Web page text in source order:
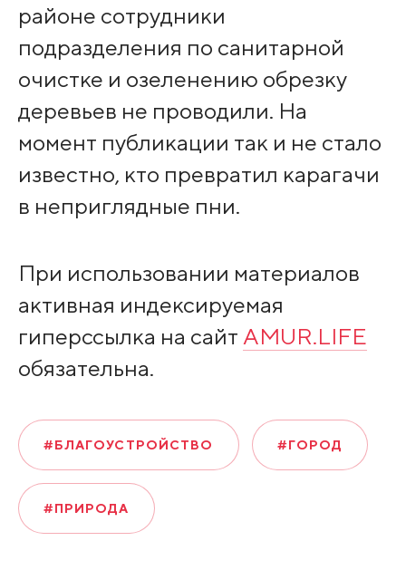
районе сотрудники
подразделения по санитарной
очистке и озеленению обрезку
деревьев не проводили. На
момент публикации так и не стало
известно, кто превратил карагачи
в неприглядные пни.
При использовании материалов
активная индексируемая
гиперссылка на сайт AMUR.LIFE
обязательна.
#БЛАГОУСТРОЙСТВО #ГОРОД
#ПРИРОДА